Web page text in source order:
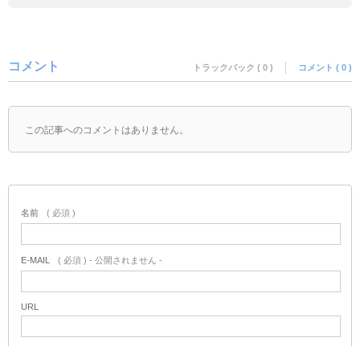
コメント トラックバック ( 0 ) コメント ( 0 )
この記事へのコメントはありません。
名前 ( 必須 )
E-MAIL ( 必須 ) - 公開されません -
URL